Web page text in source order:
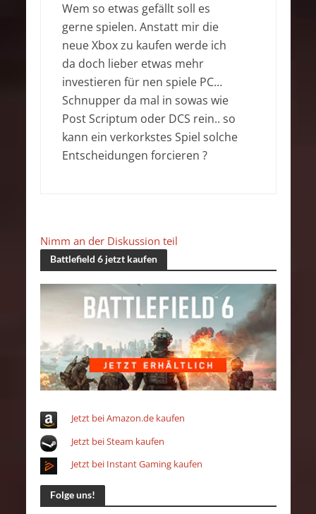
Wem so etwas gefällt soll es
gerne spielen. Anstatt mir die
neue Xbox zu kaufen werde ich
da doch lieber etwas mehr
investieren für nen spiele PC…
Schnupper da mal in sowas wie
Post Scriptum oder DCS rein.. so
kann ein verkorkstes Spiel solche
Entscheidungen forcieren ?
Nimm an der Diskussion teil
Battlefield 6 jetzt kaufen
Jetzt bei Amazon.de kaufen
Jetzt bei Steam kaufen
Jetzt bei Instant Gaming kaufen
Folge uns!